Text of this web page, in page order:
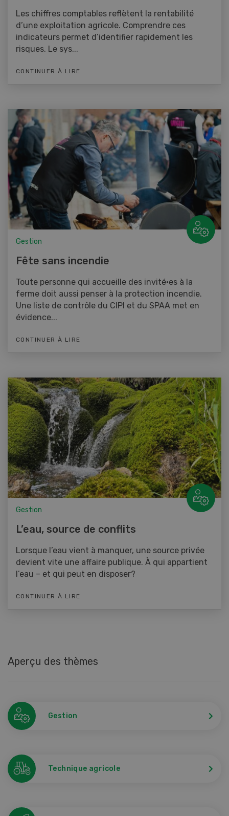
Les chiffres comptables reflètent la rentabilité
d’une exploitation agricole. Comprendre ces
indicateurs permet d’identifier rapidement les
risques. Le sys...
CONTINUER À LIRE
Gestion
Fête sans incendie
Toute personne qui accueille des invité·es à la
ferme doit aussi penser à la protection incendie.
Une liste de contrôle du CIPI et du SPAA met en
évidence...
CONTINUER À LIRE
Gestion
L’eau, source de conflits
Lorsque l’eau vient à manquer, une source privée
devient vite une affaire publique. À qui appartient
l’eau – et qui peut en disposer?
CONTINUER À LIRE
Aperçu des thèmes
Gestion
Technique agricole